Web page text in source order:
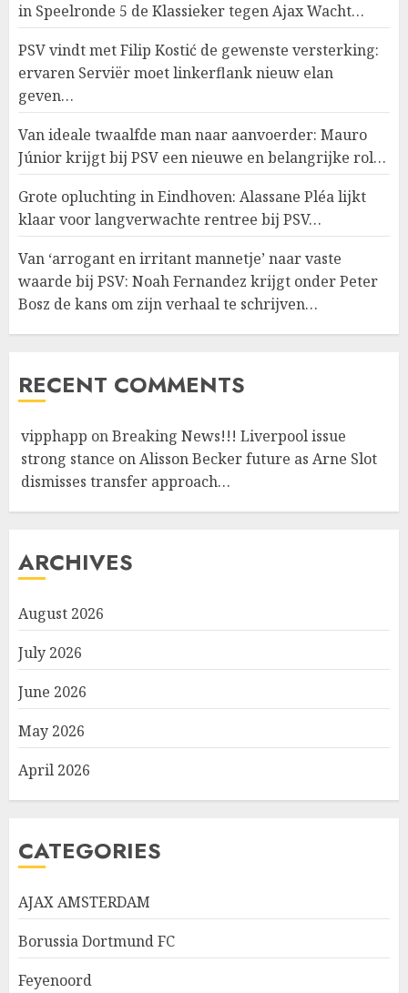
in Speelronde 5 de Klassieker tegen Ajax Wacht…
PSV vindt met Filip Kostić de gewenste versterking:
ervaren Serviër moet linkerflank nieuw elan
geven…
Van ideale twaalfde man naar aanvoerder: Mauro
Júnior krijgt bij PSV een nieuwe en belangrijke rol…
Grote opluchting in Eindhoven: Alassane Pléa lijkt
klaar voor langverwachte rentree bij PSV…
Van ‘arrogant en irritant mannetje’ naar vaste
waarde bij PSV: Noah Fernandez krijgt onder Peter
Bosz de kans om zijn verhaal te schrijven…
RECENT COMMENTS
vipphapp onBreaking News!!! Liverpool issue
strong stance on Alisson Becker future as Arne Slot
dismisses transfer approach…
ARCHIVES
August 2026
July 2026
June 2026
May 2026
April 2026
CATEGORIES
AJAX AMSTERDAM
Borussia Dortmund FC
Feyenoord